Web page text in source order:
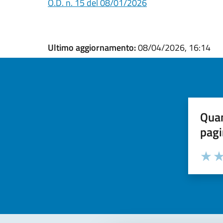
O.D. n. 15 del 08/01/2026
Ultimo aggiornamento:08/04/2026, 16:14
Valuta